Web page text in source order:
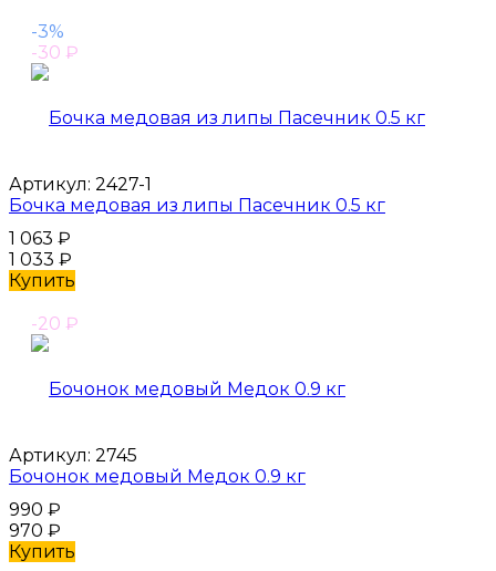
-3%
-30 ₽
Артикул: 2427-1
Бочка медовая из липы Пасечник 0.5 кг
1 063 ₽
1 033 ₽
Купить
-20 ₽
Артикул: 2745
Бочонок медовый Медок 0.9 кг
990 ₽
970 ₽
Купить